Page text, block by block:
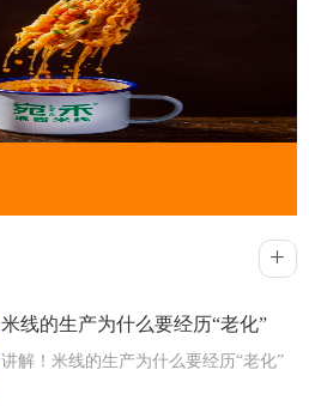
+
米线的生产为什么要经历“老化”
讲解！米线的生产为什么要经历“老化”